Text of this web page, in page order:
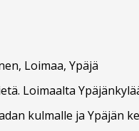
Loimaa, Ypäjä
Loimaalta
kulmalle ja Ypäjän